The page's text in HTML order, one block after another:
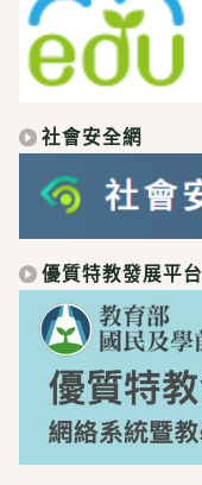
社會安全網
優質特教發展平台